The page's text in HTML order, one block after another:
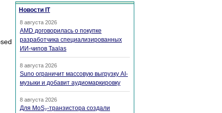
Новости IT
8 августа 2026
AMD договорилась о покупке
разработчика специализированных
ИИ-чипов Taalas
8 августа 2026
Suno ограничит массовую выгрузку AI-
музыки и добавит аудиомаркировку
8 августа 2026
Для MoS₂-транзистора создали